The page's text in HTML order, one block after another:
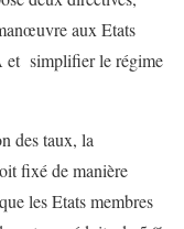
aux Etats
et simplifier le régime
des taux, la
fixé de manière
les Etats membres